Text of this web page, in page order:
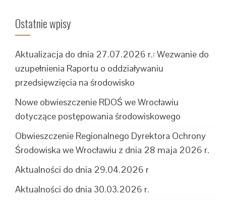
Ostatnie wpisy
Aktualizacja do dnia 27.07.2026 r.: Wezwanie do
uzupełnienia Raportu o oddziaływaniu
przedsięwzięcia na środowisko
Nowe obwieszczenie RDOŚ we Wrocławiu
dotyczące postępowania środowiskowego
Obwieszczenie Regionalnego Dyrektora Ochrony
Środowiska we Wrocławiu z dnia 28 maja 2026 r.
Aktualności do dnia 29.04.2026 r
Aktualności do dnia 30.03.2026 r.